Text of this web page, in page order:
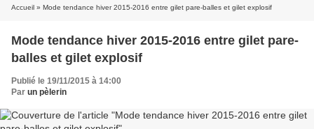
Accueil » Mode tendance hiver 2015-2016 entre gilet pare-balles et gilet explosif
Mode tendance hiver 2015-2016 entre gilet pare-
balles et gilet explosif
Publié le 19/11/2015 à 14:00
Par un pèlerin